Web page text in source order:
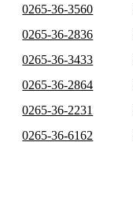
0265-36-3560
0265-36-2836
0265-36-3433
0265-36-2864
0265-36-2231
0265-36-6162